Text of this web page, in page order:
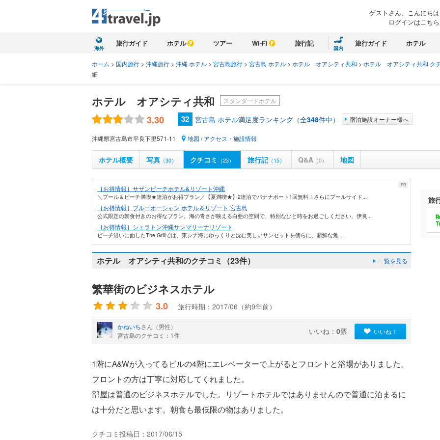
ゲストさん、こんにちは
ログインはこちら
海外
旅行ガイド ホテル ツアー Wi-Fi 旅行記
国内
旅行ガイド ホテル
ホーム > 国内旅行 > 沖縄旅行 > 沖縄 ホテル > 宮古島旅行 > 宮古島 ホテル > ホテル オアシティ共和 > ホテル オアシティ共和 ク
細
ホテル オアシティ共和 スタンダードホテル
3.30 32 宮古島 ホテル満足度ランキング（全348件中） 宿泊施設オーナー様へ
沖縄県宮古島市平良下里571-11 地図 /アクセス・施設情報
ホテル概要 写真 （30） クチコミ （23） 旅行記（15） Q&A （0） 地図
PR
［お得情報］サザンビーチホテル&リゾート沖縄
＼プール＆ビーチ満喫★連泊がお得プラン／【夏満喫★】2連泊でバナナボート1回無料！さらにプールサイド...
［お得情報］ブルーオーシャン ホテル＆リゾート 宮古島
公式限定の朝食付きのお得なプラン。海の青さが映える白亜の空間で、特別なひと時をお過ごしください。伊良...
［お得情報］シェラトン沖縄サンマリーナリゾート
ビーチ沿いに面したThe Grillでは、東シナ海にゆっくりと沈む美しいサンセットを傍らに、新鮮な魚...
ホテル オアシティ共和のクチコミ（23件） 一覧を見る
繁華街のビジネスホテル
3.0 旅行時期：2017/06（約9年前）
かねいちさん（男性）
宮古島のクチコミ：1件
いいね： 0票 いいね！
1階にA&Wが入ってるビルの4階にエレベーターで上がるとフロントと浴場がありました。
フロントの方は丁寧に対応してくれました。
部屋は普通のビジネスホテルでした。リゾートホテルではありませんので普通に泊まるに
は十分だと思います。朝食も最低限の物はありました。
クチコミ投稿日：2017/06/15
旅